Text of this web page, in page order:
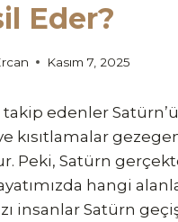
Eder?
Kasım 7, 2025
edenler
kısıtlamalar
Peki, Satürn
hangi
insanlar Satürn